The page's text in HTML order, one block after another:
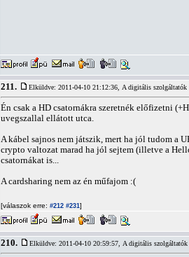
211. Elküldve: 2011-04-10 21:12:36, A digitális szolgáltatók
Én csak a HD csatornákra szeretnék előfizetni
uvegszallal ellátott utca.
A kábel sajnos nem játszik, mert ha jól tudom a
crypto valtozat marad ha jól sejtem (illetve a
csatornákat is...
A cardsharing nem az én műfajom :(
[válaszok erre: #212 #231]
210. Elküldve: 2011-04-10 20:59:57, A digitális szolgáltatók